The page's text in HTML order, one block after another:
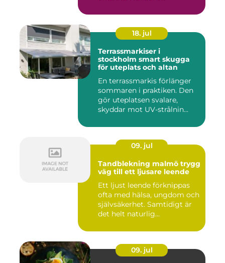
18. jul
Terrassmarkiser i
stockholm smart skugga
för uteplats och altan
En terrassmarkis förlänger
sommaren i praktiken. Den
gör uteplatsen svalare,
skyddar mot UV-strålnin...
09. jul
Tandblekning malmö trygg
väg till ett ljusare leende
Ett ljust leende förknippas
ofta med hälsa, ungdom och
självsäkerhet. Samtidigt är
det helt naturlig...
09. jul